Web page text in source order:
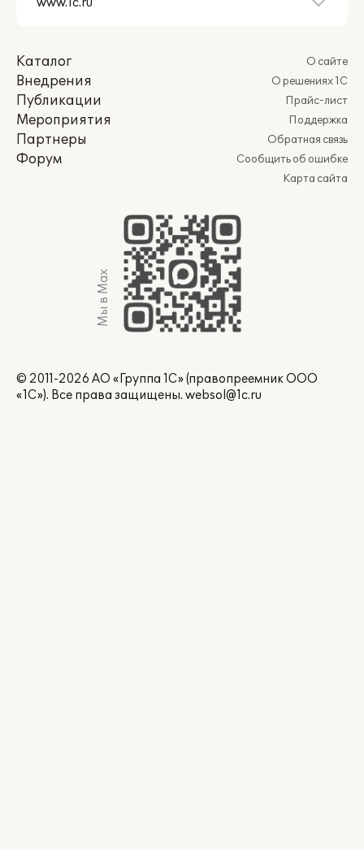
Каталог
Внедрения
Публикации
Мероприятия
Партнеры
Форум
О сайте
О решениях 1С
Прайс-лист
Поддержка
Обратная связь
Сообщить об ошибке
Карта сайта
Мы в Max
© 2011-2026 АО «Группа 1С» (правопреемник ООО
«1С»). Все права защищены. websol@1c.ru